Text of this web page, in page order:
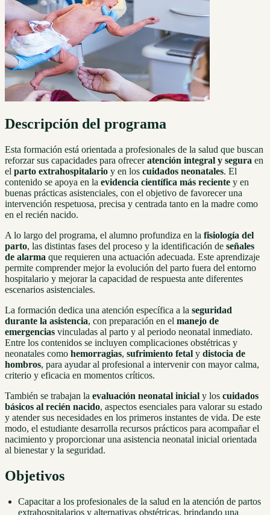
Descripción del programa
Esta formación está orientada a profesionales de la salud que buscan
reforzar sus capacidades para ofreceratención integral y segura en
el parto extrahospitalario y en los cuidados neonatales. El
contenido se apoya en la evidencia científica más reciente y en
buenas prácticas asistenciales, con el objetivo de favorecer una
intervención respetuosa, precisa y centrada tanto en la madre como
en el recién nacido.
A lo largo del programa, el alumno profundiza en la fisiología del
parto, las distintas fases del proceso y la identificación de señales
de alarma que requieren una actuación adecuada. Este aprendizaje
permite comprender mejor la evolución del parto fuera del entorno
hospitalario y mejorar la capacidad de respuesta ante diferentes
escenarios asistenciales.
La formación dedica una atención específica a la seguridad
durante la asistencia, con preparación en el manejo de
emergencias vinculadas al parto y al periodo neonatal inmediato.
Entre los contenidos se incluyen complicaciones obstétricas y
neonatales como hemorragias, sufrimiento fetal y distocia de
hombros, para ayudar al profesional a intervenir con mayor calma,
criterio y eficacia en momentos críticos.
También se trabajan la evaluación neonatal inicial y los cuidados
básicos al recién nacido, aspectos esenciales para valorar su estado
y atender sus necesidades en los primeros instantes de vida. De este
modo, el estudiante desarrolla recursos prácticos para acompañar el
nacimiento y proporcionar una asistencia neonatal inicial orientada
al bienestar y la seguridad.
Objetivos
Capacitar a los profesionales de la salud en la atención de partos
extrahospitalarios y alternativas obstétricas, brindando una